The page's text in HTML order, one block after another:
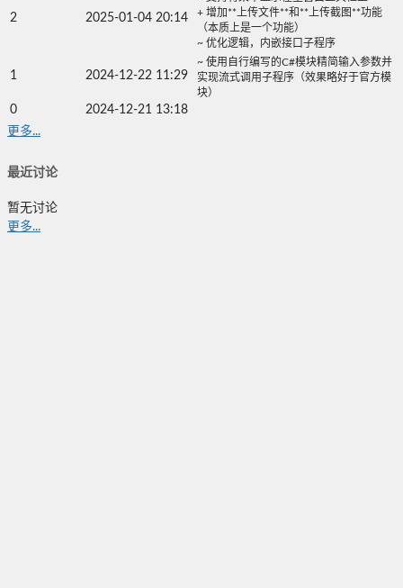
2 2025-01-04 20:14
+ 增加**上传文件**和**上传截图**功能
（本质上是一个功能）
~ 优化逻辑，内嵌接口子程序
1 2024-12-22 11:29
~ 使用自行编写的C#模块精简输入参数并
实现流式调用子程序（效果略好于官方模
块）
0
2024-12-21 13:18
更多...
最近讨论
暂无讨论
更多...